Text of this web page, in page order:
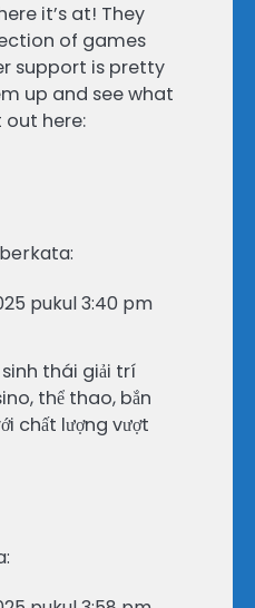
it’s at! They
of games
support is pretty
up and see what
out here:
berkata:
pukul 3:40 pm
thái giải trí
thể thao, bắn
chất lượng vượt